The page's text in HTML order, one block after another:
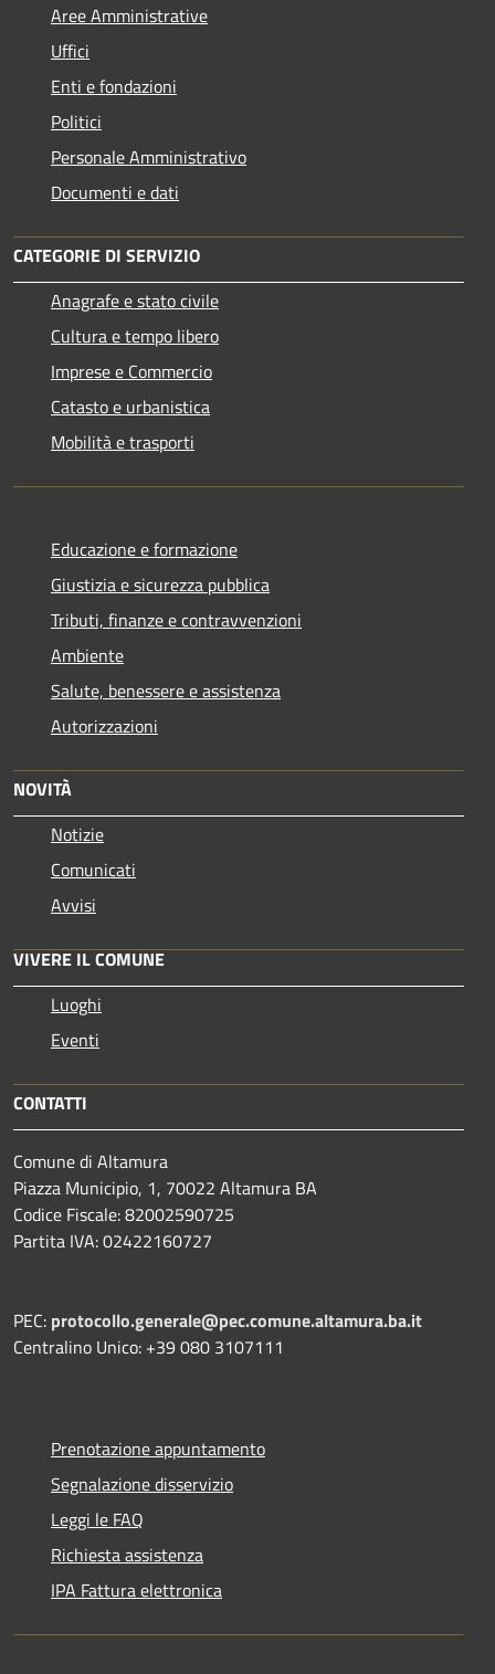
Aree Amministrative
Uffici
Enti e fondazioni
Politici
Personale Amministrativo
Documenti e dati
CATEGORIE DI SERVIZIO
Anagrafe e stato civile
Cultura e tempo libero
Imprese e Commercio
Catasto e urbanistica
Mobilità e trasporti
Educazione e formazione
Giustizia e sicurezza pubblica
Tributi, finanze e contravvenzioni
Ambiente
Salute, benessere e assistenza
Autorizzazioni
NOVITÀ
Notizie
Comunicati
Avvisi
VIVERE IL COMUNE
Luoghi
Eventi
CONTATTI
Comune di Altamura
Piazza Municipio, 1, 70022 Altamura BA
Codice Fiscale: 82002590725
Partita IVA: 02422160727
PEC: protocollo.generale@pec.comune.altamura.ba.it
Centralino Unico: +39 080 3107111
Prenotazione appuntamento
Segnalazione disservizio
Leggi le FAQ
Richiesta assistenza
IPA Fattura elettronica